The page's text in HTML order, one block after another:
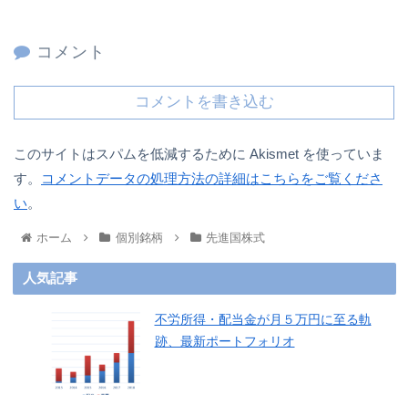
コメント
コメントを書き込む
このサイトはスパムを低減するために Akismet を使っていま
す。
コメントデータの処理方法の詳細はこちらをご覧くださ
い。
ホーム 個別銘柄 先進国株式
人気記事
不労所得・配当金が月５万円に至る軌
跡、最新ポートフォリオ